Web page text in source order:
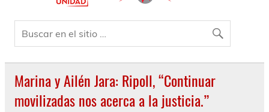
Marina y Ailén Jara: Ripoll, “Continuar
movilizadas nos acerca a la justicia.”